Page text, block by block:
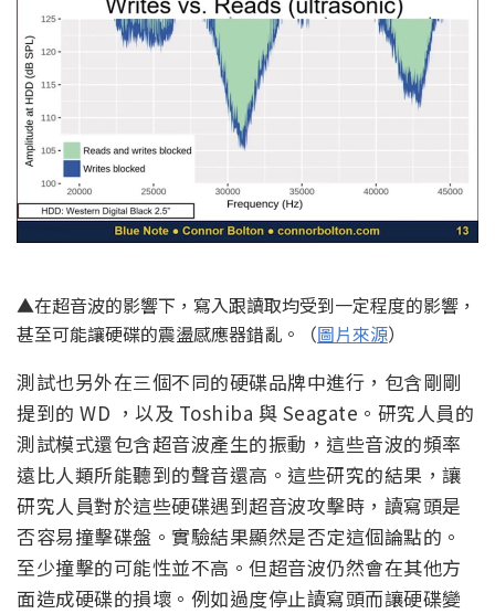
▲在超音波的影響下，寫入跟讀取均受到一定程度的影響，
甚至可能讓硬碟的震盪感應器錯亂。（圖片來源）
測試也另外在三個不同的硬碟品牌中進行，包含剛剛
提到的 WD ，以及 Toshiba 與 Seagate。研究人員的
測試模式還包含超音波產生的振動，這些音波的頻率
遠比人類所能聽到的聲音還高。這些研究的結果，讓
研究人員對於這些硬碟遇到超音波攻擊時，讀寫頭是
否容易撞擊碟盤。實驗結果顯然是否定這個論點的。
至少撞擊的可能性並不高。但超音波仍然會在其他方
面造成硬碟的損壞。例如過度停止讀寫頭而讓硬碟變